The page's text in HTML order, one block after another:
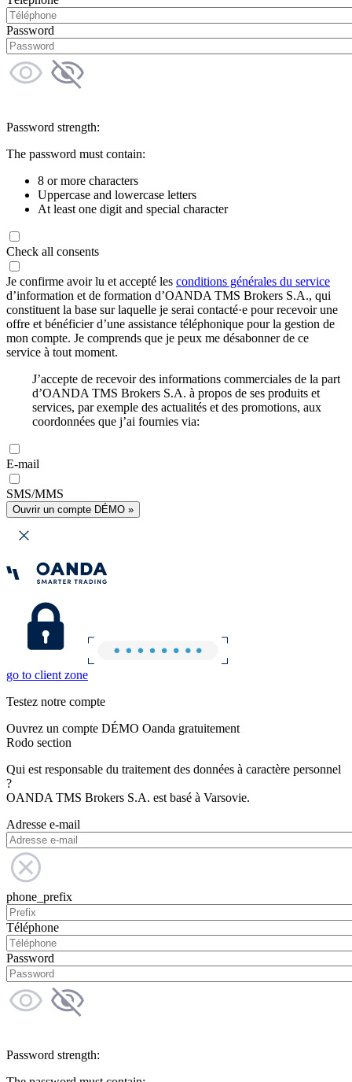
Password
Password strength:
The password must contain:
8 or more characters
Uppercase and lowercase letters
At least one digit and special character
Check all consents
Je confirme avoir lu et accepté les conditions générales du service
d’information et de formation d’OANDA TMS Brokers S.A., qui
constituent la base sur laquelle je serai contacté·e pour recevoir une
offre et bénéficier d’une assistance téléphonique pour la gestion de
mon compte. Je comprends que je peux me désabonner de ce
service à tout moment.
J’accepte de recevoir des informations commerciales de la part
d’OANDA TMS Brokers S.A. à propos de ses produits et
services, par exemple des actualités et des promotions, aux
coordonnées que j’ai fournies via:
E-mail
SMS/MMS
Ouvrir un compte DÉMO »
go to client zone
Testez notre compte
Ouvrez un compte DÉMO Oanda gratuitement
Rodo section
Qui est responsable du traitement des données à caractère personnel
?
OANDA TMS Brokers S.A. est basé à Varsovie.
Adresse e-mail
phone_prefix
Téléphone
Password
Password strength: